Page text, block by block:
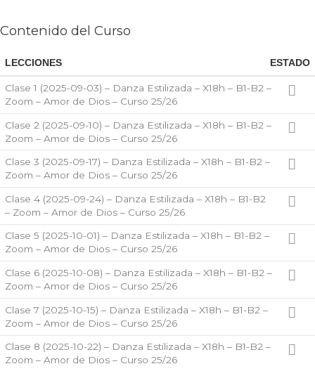
Contenido del Curso
LECCIONES ESTADO
Clase 1 (2025-09-03) – Danza Estilizada – X18h – B1-B2 –
Zoom – Amor de Dios – Curso 25/26
Clase 2 (2025-09-10) – Danza Estilizada – X18h – B1-B2 –
Zoom – Amor de Dios – Curso 25/26
Clase 3 (2025-09-17) – Danza Estilizada – X18h – B1-B2 –
Zoom – Amor de Dios – Curso 25/26
Clase 4 (2025-09-24) – Danza Estilizada – X18h – B1-B2
– Zoom – Amor de Dios – Curso 25/26
Clase 5 (2025-10-01) – Danza Estilizada – X18h – B1-B2 –
Zoom – Amor de Dios – Curso 25/26
Clase 6 (2025-10-08) – Danza Estilizada – X18h – B1-B2 –
Zoom – Amor de Dios – Curso 25/26
Clase 7 (2025-10-15) – Danza Estilizada – X18h – B1-B2 –
Zoom – Amor de Dios – Curso 25/26
Clase 8 (2025-10-22) – Danza Estilizada – X18h – B1-B2 –
Zoom – Amor de Dios – Curso 25/26